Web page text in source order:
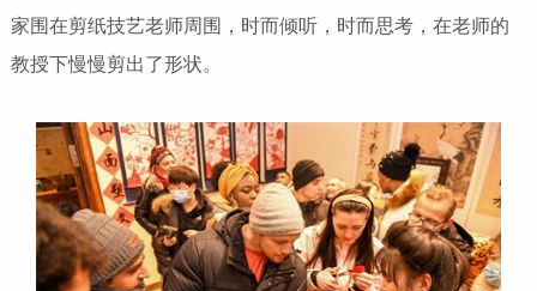
家围在剪纸技艺老师周围，时而倾听，时而思考，在老师的
教授下慢慢剪出了形状。